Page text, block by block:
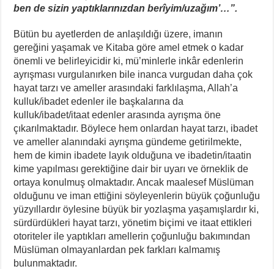
ben de sizin yaptıklarınızdan berîyim/uzağım’…”.
Bütün bu ayetlerden de anlaşıldığı üzere, imanın
gereğini yaşamak ve Kitaba göre amel etmek o kadar
önemli ve belirleyicidir ki, mü’minlerle inkâr edenlerin
ayrışması vurgulanırken bile inanca vurgudan daha çok
hayat tarzı ve ameller arasındaki farklılaşma, Allah’a
kulluk/ibadet edenler ile başkalarına da
kulluk/ibadet/itaat edenler arasında ayrışma öne
çıkarılmaktadır. Böylece hem onlardan hayat tarzı, ibadet
ve ameller alanındaki ayrışma gündeme getirilmekte,
hem de kimin ibadete layık olduğuna ve ibadetin/itaatin
kime yapılması gerektiğine dair bir uyarı ve örneklik de
ortaya konulmuş olmaktadır. Ancak maalesef Müslüman
olduğunu ve iman ettiğini söyleyenlerin büyük çoğunluğu
yüzyıllardır öylesine büyük bir yozlaşma yaşamışlardır ki,
sürdürdükleri hayat tarzı, yönetim biçimi ve itaat ettikleri
otoriteler ile yaptıkları amellerin çoğunluğu bakımından
Müslüman olmayanlardan pek farkları kalmamış
bulunmaktadır.